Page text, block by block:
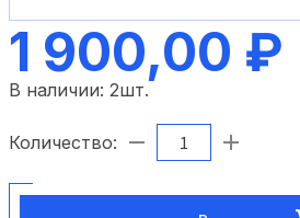
1 900,00 ₽
В наличии: 2шт.
Количество: